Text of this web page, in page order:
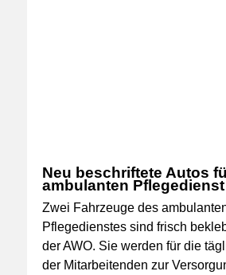
Neu beschriftete Autos
ambulanten Pflegedienst
Zwei Fahrzeuge des
Pflegedienstes sind frisch
der AWO. Sie werden für die
der Mitarbeitenden zur